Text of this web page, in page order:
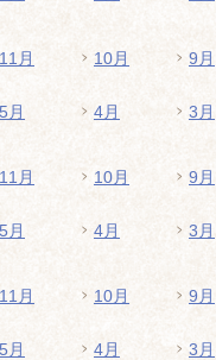
11月 10月 9月
5月 4月 3月
11月 10月 9月
5月 4月 3月
11月 10月 9月
5月 4月 3月